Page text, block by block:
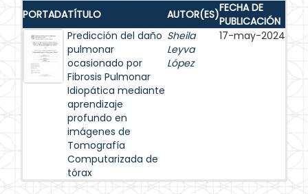
PORTADATÍTULO AUTOR(ES)FECHA DE
PUBLICACIÓN
Predicción del daño
pulmonar
ocasionado por
Fibrosis Pulmonar
Idiopática mediante
aprendizaje
profundo en
imágenes de
Tomografía
Computarizada de
tórax
Sheila
Leyva
López
17-may-2024